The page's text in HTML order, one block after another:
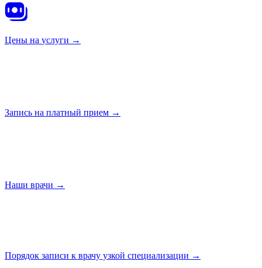
Цены на услуги →
Запись на платный прием →
Наши врачи →
Порядок записи к врачу узкой специализации →